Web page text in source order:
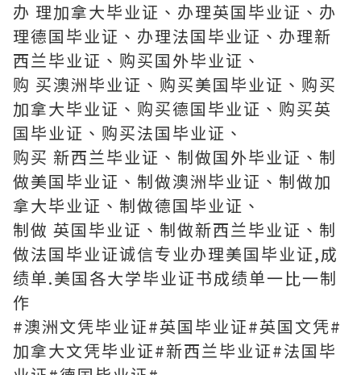
办 理加拿大毕业证、办理英国毕业证、办
理德国毕业证、办理法国毕业证、办理新
西兰毕业证、购买国外毕业证、
购 买澳洲毕业证、购买美国毕业证、购买
加拿大毕业证、购买德国毕业证、购买英
国毕业证、购买法国毕业证、
购买 新西兰毕业证、制做国外毕业证、制
做美国毕业证、制做澳洲毕业证、制做加
拿大毕业证、制做德国毕业证、
制做 英国毕业证、制做新西兰毕业证、制
做法国毕业证诚信专业办理美国毕业证,成
绩单.美国各大学毕业证书成绩单一比一制
作
#澳洲文凭毕业证#英国毕业证#英国文凭#
加拿大文凭毕业证#新西兰毕业证#法国毕